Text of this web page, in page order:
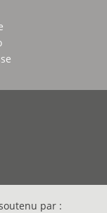
par :